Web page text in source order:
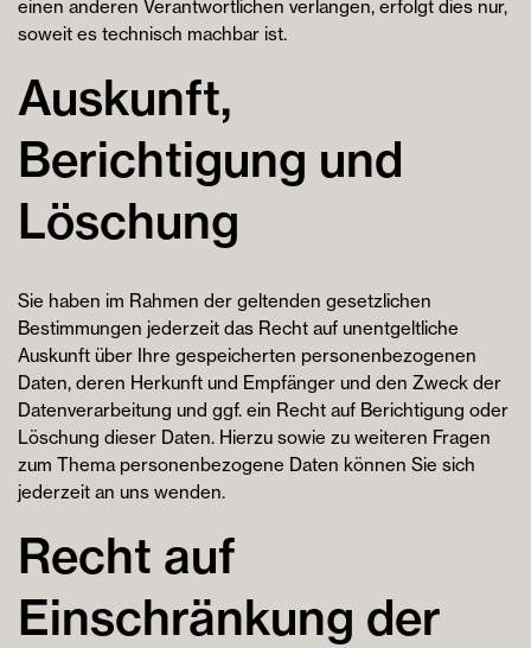
einen anderen Verantwortlichen verlangen, erfolgt dies nur,
soweit es technisch machbar ist.
Auskunft,
Berichtigung und
Löschung
Sie haben im Rahmen der geltenden gesetzlichen
Bestimmungen jederzeit das Recht auf unentgeltliche
Auskunft über Ihre gespeicherten personenbezogenen
Daten, deren Herkunft und Empfänger und den Zweck der
Datenverarbeitung und ggf. ein Recht auf Berichtigung oder
Löschung dieser Daten. Hierzu sowie zu weiteren Fragen
zum Thema personenbezogene Daten können Sie sich
jederzeit an uns wenden.
Recht auf
Einschränkung der